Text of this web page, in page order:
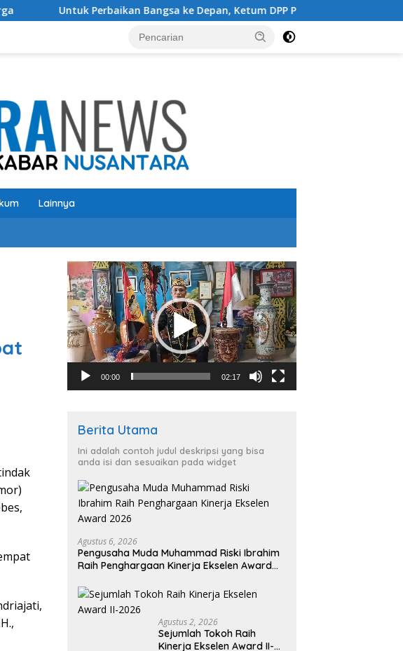
Bangsa ke Depan, Ketum DPP Purbaya Indonesia Usulkan Presiden
Lainnya
Pemutar
Video
00:00 02:17
Berita Utama
Ini adalah contoh judul deskripsi yang bisa
anda isi dan sesuaikan pada widget
Agustus 6, 2026
Pengusaha Muda Muhammad Riski Ibrahim
Raih Penghargaan Kinerja Ekselen Award
Agustus 2, 2026
Sejumlah Tokoh Raih
Kinerja Ekselen Award II-